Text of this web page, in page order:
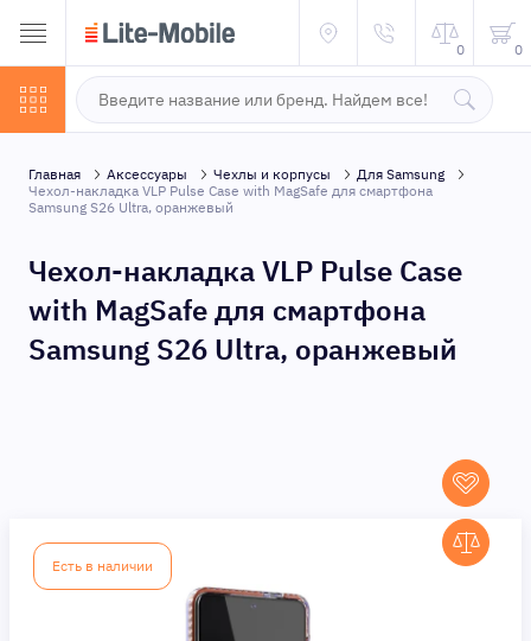
0 0
Главная Аксессуары Чехлы и корпусы
Для Samsung
Чехол-накладка VLP Pulse Case with MagSafe для смартфона
Samsung S26 Ultra, оранжевый
Чехол-накладка VLP Pulse Case
with MagSafe для смартфона
Samsung S26 Ultra, оранжевый
Есть в наличии